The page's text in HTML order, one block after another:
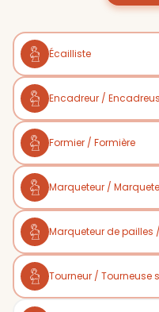
Écailliste
Encadreur /
Formier / Formière
Marqueteur /
Marqueteur de pailles
Tourneur / Tourneuse